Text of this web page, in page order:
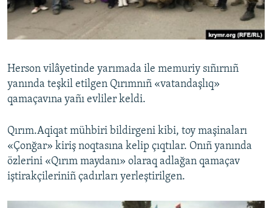
Русский
Українською
QOŞULIÑIZ!
RFE/RS bütün saytları
Herson vilâyetinde yarımada ile memuriy sıñırnıñ
yanında teşkil etilgen Qırımnıñ «vatandaşlıq»
qamaçavınа yañı evliler keldi.
Qırım.Aqiqat mühbiri bildirgeni kibi, toy maşinaları
«Çonğar» kiriş noqtasına kelip çıqtılar. Onıñ yanında
özlerini «Qırım maydanı» olaraq adlağan qamaçav
iştirakçileriniñ çadırları yerleştirilgen.